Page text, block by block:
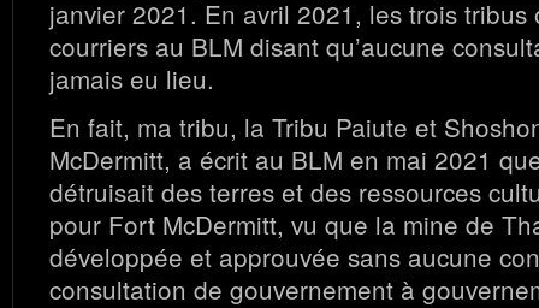
janvier 2021. En avril 2021, les trois tribus
courriers au BLM disant qu’aucune
jamais eu lieu.
En fait, ma tribu, la Tribu Paiute et
McDermitt, a écrit au BLM en mai 2021
détruisait des terres et des ressources
pour Fort McDermitt, vu que la mine de
développée et approuvée sans aucune
consultation de gouvernement à